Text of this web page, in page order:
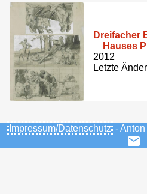
Dreifacher
Hauses
2012
Letzte
Impressum/Datenschutz - Anton